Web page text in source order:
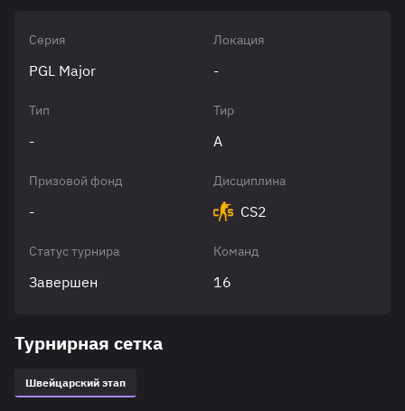
Серия
PGL Major
Локация
-
Тип
-
Тир
A
Призовой фонд
-
Дисциплина
CS2
Статус турнира
Завершен
Команд
16
Турнирная сетка
Швейцарский этап